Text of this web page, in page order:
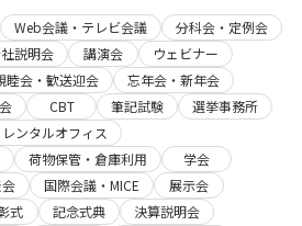
Web会議・テレビ会議
分科会・定例会
説明会 講演会
ウェビナー
睦会・歓送迎会
忘年会・新年会
CBT 筆記試験
選挙事務所
レンタルオフィス
荷物保管・倉庫利用
学会
国際会議・MICE
展示会
式 記念式典
決算説明会